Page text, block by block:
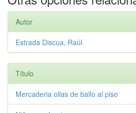
Autor
Estrada Discua, Raúl
Título
Mercaderia ollas de ballo al piso